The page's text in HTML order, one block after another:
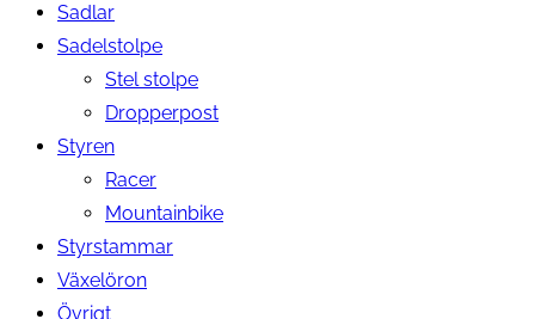
Sadlar
Sadelstolpe
Stel stolpe
Dropperpost
Styren
Racer
Mountainbike
Styrstammar
Växelöron
Övrigt